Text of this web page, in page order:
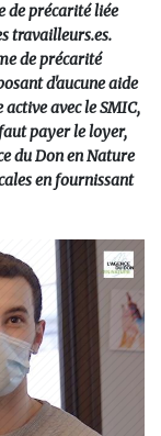
de précarité liée
travailleurs.es.
de précarité
d'aucune aide
avec le SMIC,
payer le loyer,
du Don en Nature
en fournissant